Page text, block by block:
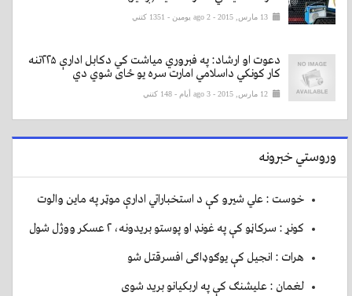
13 مارس, 2015 - ago 2 يومين - 1351 کتني
دعوت او ارشاد: په فبروري میاشت کي دکابل ادارې ۲۲۵تنه
کار کونکي داسلامي امارت سره یو ځای شوي دي
12 مارس, 2015 - ago 3 أيام - 148 کتني
وروستي خبرونه
خوست : علي شيرو کې د استخباراتي ادارې موټر په ماين والوت
کونړ : سرکاڼو کې په غونډ او پوستو بريدونه، ۲ عسکر ووژل شول
هرات : انجیل کې یوګوډاګی افسرقتل شو
لغمان : عليشنګ کې په اربکيانو بريد شوی